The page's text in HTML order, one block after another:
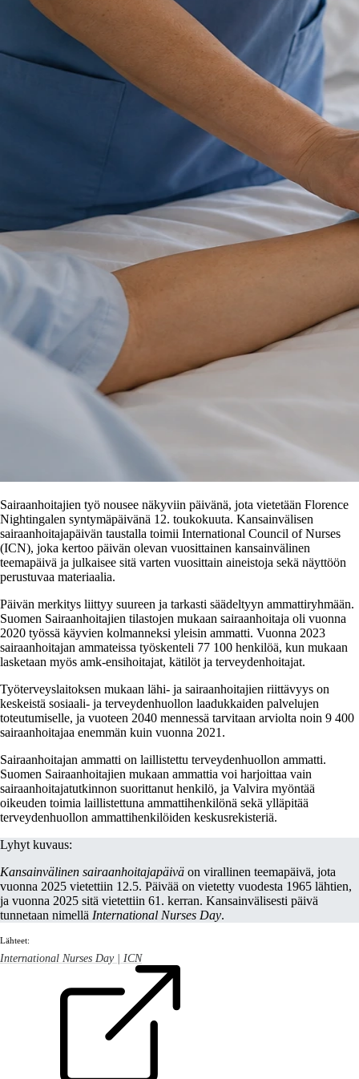
Sairaanhoitajien työ nousee näkyviin päivänä, jota vietetään Florence
Nightingalen syntymäpäivänä 12. toukokuuta. Kansainvälisen
sairaanhoitajapäivän taustalla toimii International Council of Nurses
(ICN), joka kertoo päivän olevan vuosittainen kansainvälinen
teemapäivä ja julkaisee sitä varten vuosittain aineistoja sekä näyttöön
perustuvaa materiaalia.
Päivän merkitys liittyy suureen ja tarkasti säädeltyyn ammattiryhmään.
Suomen Sairaanhoitajien tilastojen mukaan sairaanhoitaja oli vuonna
2020 työssä käyvien kolmanneksi yleisin ammatti. Vuonna 2023
sairaanhoitajan ammateissa työskenteli 77 100 henkilöä, kun mukaan
lasketaan myös amk-ensihoitajat, kätilöt ja terveydenhoitajat.
Työterveyslaitoksen mukaan lähi- ja sairaanhoitajien riittävyys on
keskeistä sosiaali- ja terveydenhuollon laadukkaiden palvelujen
toteutumiselle, ja vuoteen 2040 mennessä tarvitaan arviolta noin 9 400
sairaanhoitajaa enemmän kuin vuonna 2021.
Sairaanhoitajan ammatti on laillistettu terveydenhuollon ammatti.
Suomen Sairaanhoitajien mukaan ammattia voi harjoittaa vain
sairaanhoitajatutkinnon suorittanut henkilö, ja Valvira myöntää
oikeuden toimia laillistettuna ammattihenkilönä sekä ylläpitää
terveydenhuollon ammattihenkilöiden keskusrekisteriä.
Lyhyt kuvaus:
Kansainvälinen sairaanhoitajapäivä on virallinen teemapäivä, jota
vuonna 2025 vietettiin 12.5. Päivää on vietetty vuodesta 1965 lähtien,
ja vuonna 2025 sitä vietettiin 61. kerran. Kansainvälisesti päivä
tunnetaan nimellä International Nurses Day.
Lähteet:
International Nurses Day | ICN